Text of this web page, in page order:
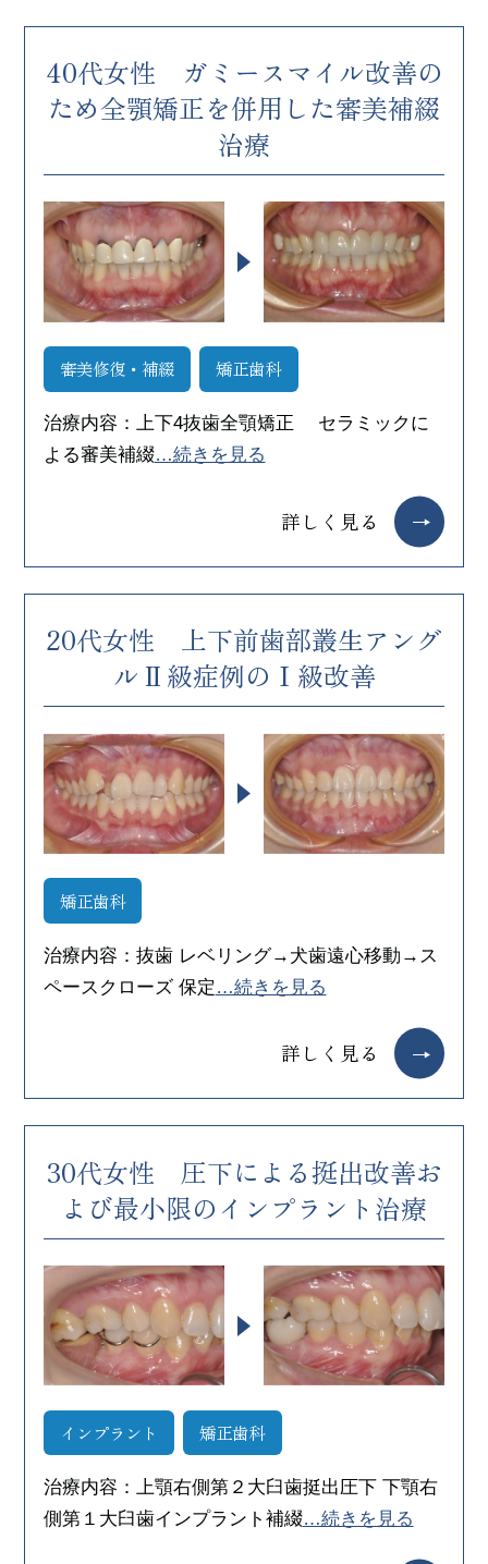
40代女性 ガミースマイル改善の
ため全顎矯正を併用した審美補綴
治療
審美修復・補綴 矯正歯科
治療内容：上下4抜歯全顎矯正 セラミックに
よる審美補綴…続きを見る
詳しく見る
20代女性 上下前歯部叢生アング
ルⅡ級症例のⅠ級改善
矯正歯科
治療内容：抜歯 レベリング→犬歯遠心移動→ス
ペースクローズ 保定 …続きを見る
詳しく見る
30代女性 圧下による挺出改善お
よび最小限のインプラント治療
インプラント 矯正歯科
治療内容：上顎右側第２大臼歯挺出圧下 下顎右
側第１大臼歯インプラント補綴…続きを見る